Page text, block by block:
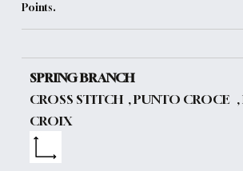
Points.
SPRING BRANCH
CROSS STITCH , PUNTO CROCE
CROIX